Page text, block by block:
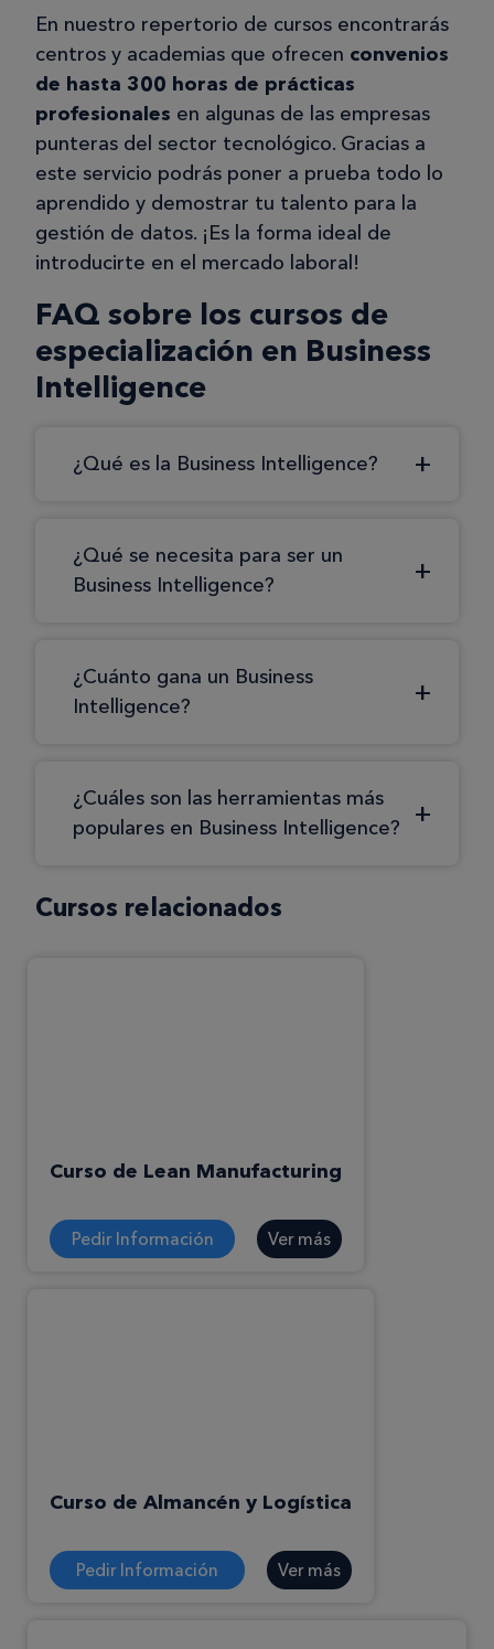
En nuestro repertorio de cursos encontrarás
centros y academias que ofrecen convenios
de hasta 300 horas de prácticas
profesionales en algunas de las empresas
punteras del sector tecnológico. Gracias a
este servicio podrás poner a prueba todo lo
aprendido y demostrar tu talento para la
gestión de datos. ¡Es la forma ideal de
introducirte en el mercado laboral!
FAQ sobre los cursos de
especialización en Business
Intelligence
¿Qué es la Business Intelligence?
¿Qué se necesita para ser un
Business Intelligence?
¿Cuánto gana un Business
Intelligence?
¿Cuáles son las herramientas más
populares en Business Intelligence?
Cursos relacionados
Curso de Lean Manufacturing
Pedir Información Ver más
Curso de Almancén y Logística
Pedir Información Ver más